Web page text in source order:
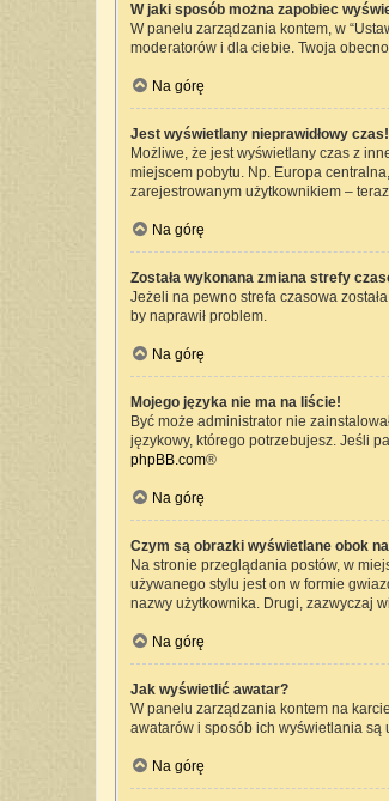
W jaki sposób można zapobiec
W panelu zarządzania kontem, w
moderatorów i dla ciebie. Twoja
Na górę
Jest wyświetlany nieprawidłowy czas!
Możliwe, że jest wyświetlany czas z
miejscem pobytu. Np. Europa
zarejestrowanym użytkownikiem –
Na górę
Została wykonana zmiana strefy
Jeżeli na pewno strefa czasowa
by naprawił problem.
Na górę
Mojego języka nie ma na liście!
Być może administrator nie
językowy, którego potrzebujesz. Jeśli
phpBB.com®
Na górę
Czym są obrazki wyświetlane obok
Na stronie przeglądania postów, w
używanego stylu jest on w formie
nazwy użytkownika. Drugi, zazwyczaj
Na górę
Jak wyświetlić awatar?
W panelu zarządzania kontem na
awatarów i sposób ich wyświetlania są
Na górę